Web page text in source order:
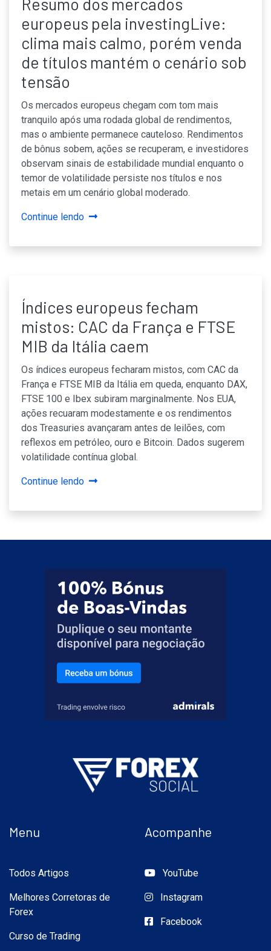
europeus pela investingLive:
clima mais calmo, porém venda
de títulos mantém o cenário sob
tensão
Os mercados europeus chegam com tom mais
tranquilo após uma rodada global de rendimentos,
mas o ambiente permanece cauteloso. Rendimentos
de bônus sobem, ações se recuperam, e investidores
observam sinais de estabilidade mundial enquanto o
temor de volatilidade persiste nos títulos e nos
metais em um cenário global moderado.
Continue lendo
Índices europeus fecham
mistos: CAC da França e FTSE
MIB da Itália caem
Os índices europeus fecharam mistos, com CAC da
França e FTSE MIB da Itália em queda, enquanto DAX,
FTSE 100 e Ibex subiram marginalmente. Nos EUA,
ações recuaram modestamente e os rendimentos
dos Treasuries avançaram antes de leilões, com
reflexos em petróleo, ouro e Bitcoin. Dados sugerem
volatilidade contínua global.
Continue lendo
Menu
Todos Artigos
Melhores Corretoras de
Forex
Curso de Trading
Acompanhe
YouTube
Instagram
Facebook